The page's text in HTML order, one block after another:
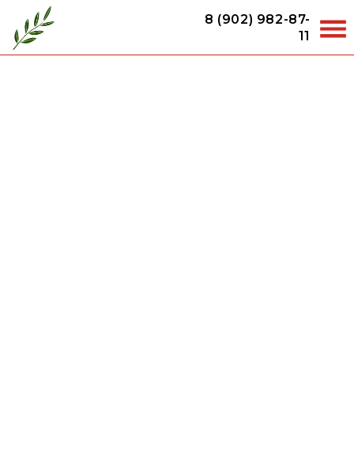
8 (902) 982-87-
11